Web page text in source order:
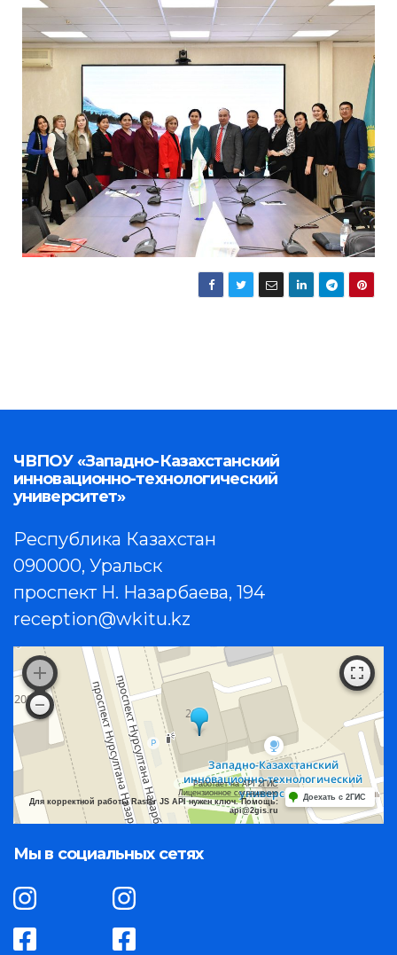
ЧВПОУ «Западно-Казахстанский
инновационно-технологический
университет»
Республика Казахстан
090000, Уральск
проспект Н. Назарбаева, 194
reception@wkitu.kz
Работает на API 2ГИС
Лицензионное соглашение
Для корректной работы Raster JS API нужен ключ. Помощь:
api@2gis.ru
Доехать с 2ГИС
Мы в социальных сетях